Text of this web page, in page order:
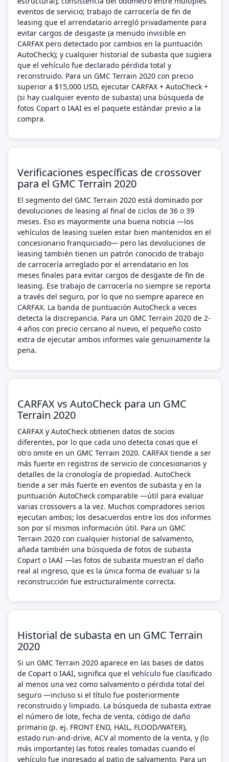
eventos de servicio; trabajo de carrocería de fin de
leasing que el arrendatario arregló privadamente para
evitar cargos de desgaste (a menudo invisible en
CARFAX pero detectado por cambios en la puntuación
AutoCheck); y cualquier historial de subasta que sugiera
que el vehículo fue declarado pérdida total y
reconstruido. Para un GMC Terrain 2020 con precio
superior a $15,000 USD, ejecutar CARFAX + AutoCheck +
(si hay cualquier evento de subasta) una búsqueda de
fotos Copart o IAAI es el paquete estándar previo a la
compra.
Verificaciones específicas de crossover
para el GMC Terrain 2020
El segmento del GMC Terrain 2020 está dominado por
devoluciones de leasing al final de ciclos de 36 o 39
meses. Eso es mayormente una buena noticia —los
vehículos de leasing suelen estar bien mantenidos en el
concesionario franquiciado— pero las devoluciones de
leasing también tienen un patrón conocido de trabajo
de carrocería arreglado por el arrendatario en los
meses finales para evitar cargos de desgaste de fin de
leasing. Ese trabajo de carrocería no siempre se reporta
a través del seguro, por lo que no siempre aparece en
CARFAX. La banda de puntuación AutoCheck a veces
detecta la discrepancia. Para un GMC Terrain 2020 de 2-
4 años con precio cercano al nuevo, el pequeño costo
extra de ejecutar ambos informes vale genuinamente la
pena.
CARFAX vs AutoCheck para un GMC
Terrain 2020
CARFAX y AutoCheck obtienen datos de socios
diferentes, por lo que cada uno detecta cosas que el
otro omite en un GMC Terrain 2020. CARFAX tiende a ser
más fuerte en registros de servicio de concesionarios y
detalles de la cronología de propiedad. AutoCheck
tiende a ser más fuerte en eventos de subasta y en la
puntuación AutoCheck comparable —útil para evaluar
varias crossovers a la vez. Muchos compradores serios
ejecutan ambos; los desacuerdos entre los dos informes
son por sí mismos información útil. Para un GMC
Terrain 2020 con cualquier historial de salvamento,
añada también una búsqueda de fotos de subasta
Copart o IAAI —las fotos de subasta muestran el daño
real al ingreso, que es la única forma de evaluar si la
reconstrucción fue estructuralmente correcta.
Historial de subasta en un GMC Terrain
2020
Si un GMC Terrain 2020 aparece en las bases de datos
de Copart o IAAI, significa que el vehículo fue clasificado
al menos una vez como salvamento o pérdida total del
seguro —incluso si el título fue posteriormente
reconstruido y limpiado. La búsqueda de subasta extrae
el número de lote, fecha de venta, código de daño
primario (p. ej. FRONT END, HAIL, FLOOD/WATER),
estado run-and-drive, ACV al momento de la venta, y (lo
más importante) las fotos reales tomadas cuando el
vehículo fue ingresado al patio de salvamento. Para un